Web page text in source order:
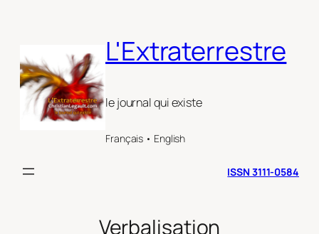
L'Extraterrestre
le journal qui existe
Français • English
ISSN 3111-0584
Verbalisation